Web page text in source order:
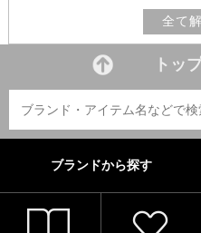
全て
トッ
ブランドから探す